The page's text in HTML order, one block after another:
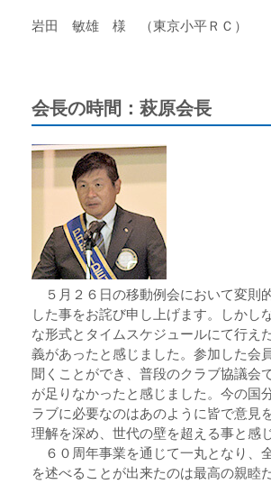
岩田 敏雄 様 （東京小平ＲＣ）
会長の時間：萩原会長
５月２６日の移動例会において変則
した事をお詫び申し上げます。しかし
な形式とタイムスケジュールにて行え
義があったと感じました。参加した会
聞くことができ、普段のクラブ協議会
が足りなかったと感じました。今の国
ラブに必要なのはあのように皆で意見
理解を深め、世代の壁を超える事と感
６０周年事業を通じて一丸となり、
を述べることが出来たのは最高の親睦